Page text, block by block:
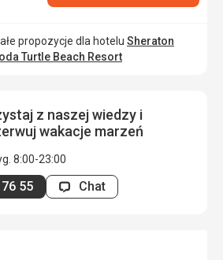
propozycje dla hotelu Sheraton
Turtle Beach Resort
z naszej wiedzy i
wakacje marzeń
8:00-23:00
55 Chat